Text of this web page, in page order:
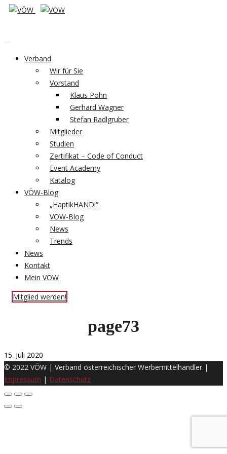
Verband
Wir für Sie
Vorstand
Klaus Pohn
Gerhard Wagner
Stefan Radlgruber
Mitglieder
Studien
Zertifikat – Code of Conduct
Event Academy
Katalog
VÖW-Blog
„HaptikHANDi“
VÖW-Blog
News
Trends
News
Kontakt
Mein VÖW
Mitglied werden!
page73
15. Juli 2020
© 2022 VÖW | Verband österreichischer Werbemittelhändler |
Impressum | Datenschutz